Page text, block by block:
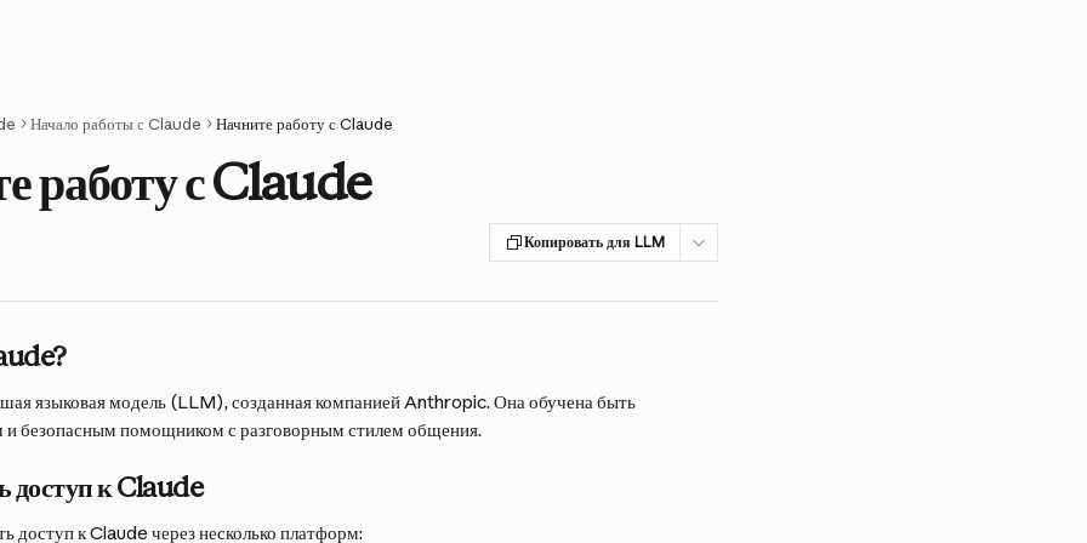
Начало работы с Claude Начните работу с Claude
работу с Claude
Копировать для LLM
языковая модель (LLM), созданная компанией Anthropic. Она обучена быть
и безопасным помощником с разговорным стилем общения.
доступ к Claude
доступ к Claude через несколько платформ: